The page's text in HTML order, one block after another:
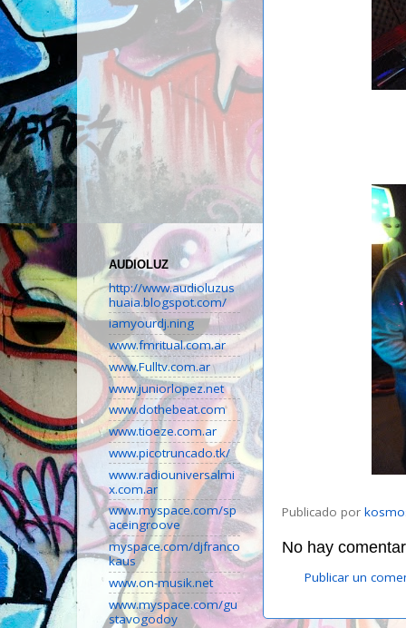
Publicado por
No hay
Publicar un
AUDIOLUZ
http://www.audioluzus
huaia.blogspot.com/
iamyourdj.ning
www.fmritual.com.ar
www.Fulltv.com.ar
www.juniorlopez.net
www.dothebeat.com
www.tioeze.com.ar
www.picotruncado.tk/
www.radiouniversalmi
x.com.ar
www.myspace.com/sp
aceingroove
myspace.com/djfranco
kaus
www.on-musik.net
www.myspace.com/gu
stavogodoy